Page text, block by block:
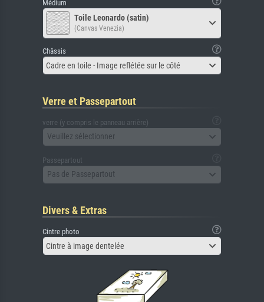
Médium
Toile Leonardo (satin)
(Canvas Venezia)
Châssis
Cadre en toile - Image reflétée sur le côté
Verre et Passepartout
verre (y compris le panneau arrière)
Veuillez sélectionner
Passepartout
Pas de Passepartout
Divers & Extras
Cintre photo
Cintre à image dentelée